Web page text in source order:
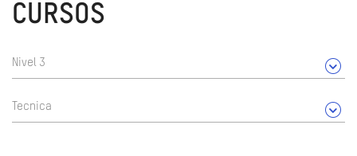
CURSOS
Nivel 3
Tecnica